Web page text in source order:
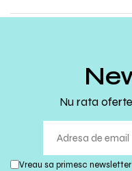
Nu rata
Vreau sa primesc